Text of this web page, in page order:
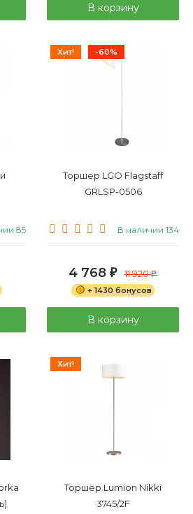
В корзину
85
Хит! -60%
Торшер LGO Flagstaff
GRLSP-0506
В наличии 134
4 768 ₽ 11 920₽
+ 1430 бонусов
В корзину
Хит!
Торшер Lumion Nikki
3745/2F